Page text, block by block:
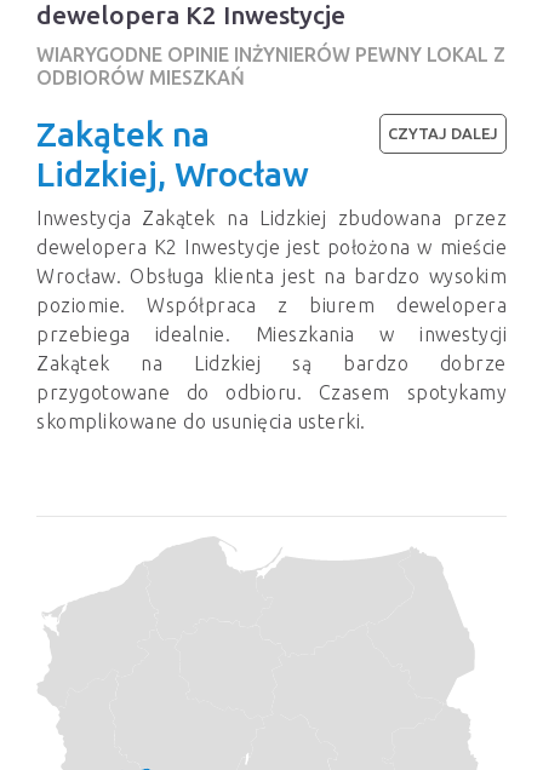
dewelopera K2 Inwestycje
WIARYGODNE OPINIE INŻYNIERÓW PEWNY LOKAL Z
ODBIORÓW MIESZKAŃ
Zakątek na
Lidzkiej, Wrocław
Inwestycja Zakątek na Lidzkiej zbudowana przez
dewelopera K2 Inwestycje jest położona w mieście
Wrocław. Obsługa klienta jest na bardzo wysokim
poziomie. Współpraca z biurem dewelopera
przebiega idealnie. Mieszkania w inwestycji
Zakątek na Lidzkiej są bardzo dobrze
przygotowane do odbioru. Czasem spotykamy
skomplikowane do usunięcia usterki.
CZYTAJ DALEJ